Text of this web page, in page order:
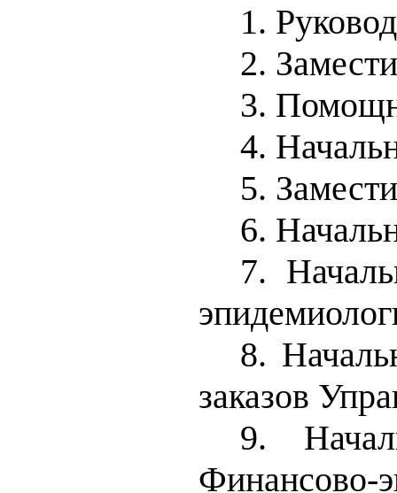
1.
2.
3.
4.
5.
6.
7.
8.
заказов
9.
Финансово-